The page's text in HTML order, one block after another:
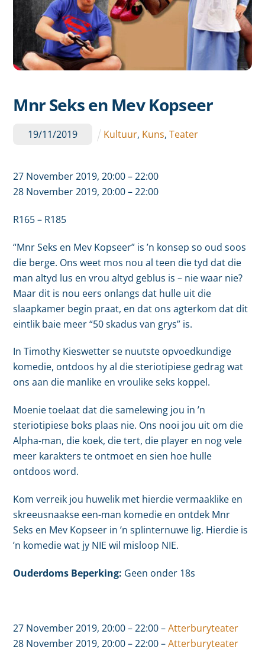
Mnr Seks en Mev Kopseer
19/11/2019 Kultuur, Kuns,Teater
27 November 2019, 20:00 – 22:00
28 November 2019, 20:00 – 22:00
R165 – R185
“Mnr Seks en Mev Kopseer” is ’n konsep so oud soos
die berge. Ons weet mos nou al teen die tyd dat die
man altyd lus en vrou altyd geblus is – nie waar nie?
Maar dit is nou eers onlangs dat hulle uit die
slaapkamer begin praat, en dat ons agterkom dat dit
eintlik baie meer “50 skadus van grys” is.
In Timothy Kieswetter se nuutste opvoedkundige
komedie, ontdoos hy al die steriotipiese gedrag wat
ons aan die manlike en vroulike seks koppel.
Moenie toelaat dat die samelewing jou in ’n
steriotipiese boks plaas nie. Ons nooi jou uit om die
Alpha-man, die koek, die tert, die player en nog vele
meer karakters te ontmoet en sien hoe hulle
ontdoos word.
Kom verreik jou huwelik met hierdie vermaaklike en
skreeusnaakse een-man komedie en ontdek Mnr
Seks en Mev Kopseer in ’n splinternuwe lig. Hierdie is
’n komedie wat jy NIE wil misloop NIE.
Ouderdoms Beperking: Geen onder 18s
27 November 2019, 20:00 – 22:00 –Atterburyteater
28 November 2019, 20:00 – 22:00 –Atterburyteater